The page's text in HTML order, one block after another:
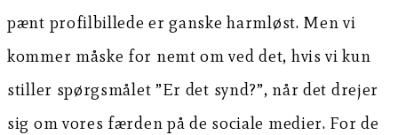
pænt profilbillede er ganske harmløst. Men vi
kommer måske for nemt om ved det, hvis vi kun
stiller spørgsmålet ”Er det synd?”, når det drejer
sig om vores færden på de sociale medier. For de